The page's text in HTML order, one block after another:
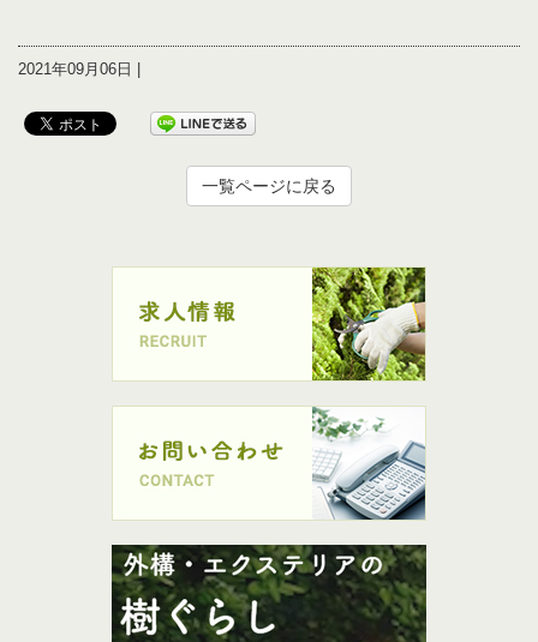
2021年09月06日 |
一覧ページに戻る